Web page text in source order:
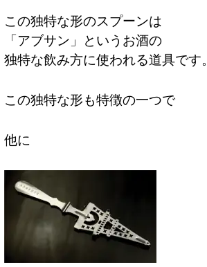
この独特な形のスプーンは
「アブサン」というお酒の
独特な飲み方に使われる道具です。
この独特な形も特徴の一つで
他に